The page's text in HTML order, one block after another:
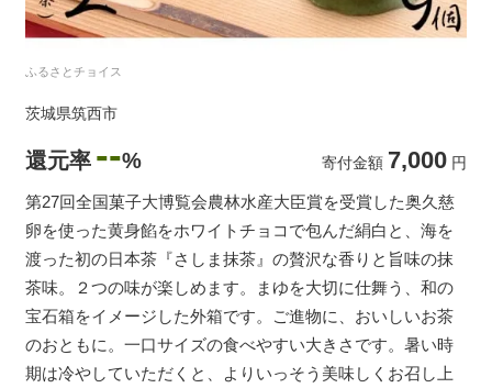
ふるさとチョイス
茨城県筑西市
還元率 --% 寄付金額 7,000 円
第27回全国菓子大博覧会農林水産大臣賞を受賞した奥久慈
卵を使った黄身餡をホワイトチョコで包んだ絹白と、海を
渡った初の日本茶『さしま抹茶』の贅沢な香りと旨味の抹
茶味。２つの味が楽しめます。まゆを大切に仕舞う、和の
宝石箱をイメージした外箱です。ご進物に、おいしいお茶
のおともに。一口サイズの食べやすい大きさです。暑い時
期は冷やしていただくと、よりいっそう美味しくお召し上